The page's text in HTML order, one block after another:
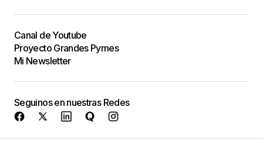
Canal de Youtube
Proyecto Grandes Pymes
Mi Newsletter
Seguinos en nuestras Redes